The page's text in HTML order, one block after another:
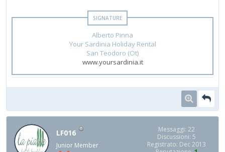
Alberto Pinna
Your Sardinia Holiday Rental
San Teodoro (Ot)
www.yoursardinia.it
LF016
Junior Member
Messaggi: 22
Discussioni: 5
Registrato: Dec 2013